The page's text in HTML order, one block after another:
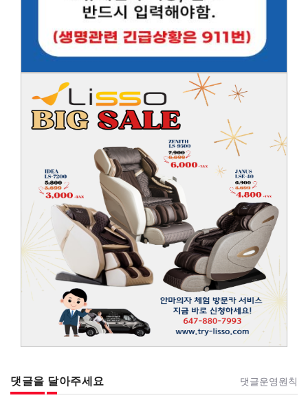
댓글을 달아주세요 댓글운영원칙